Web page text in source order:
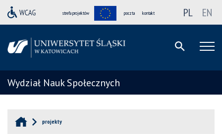
strefa projektów poczta kontakt PL EN
Wydział Nauk Społecznych
projekty